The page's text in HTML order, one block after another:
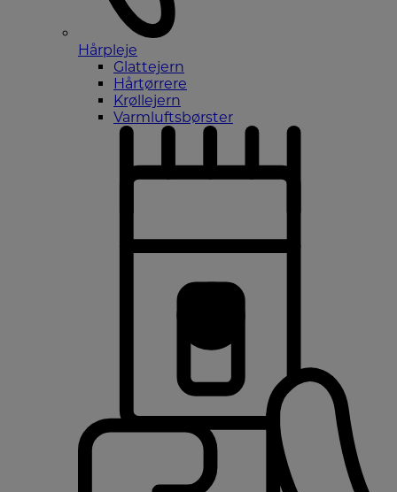
Hårpleje
Glattejern
Hårtørrere
Krøllejern
Varmluftsbørster